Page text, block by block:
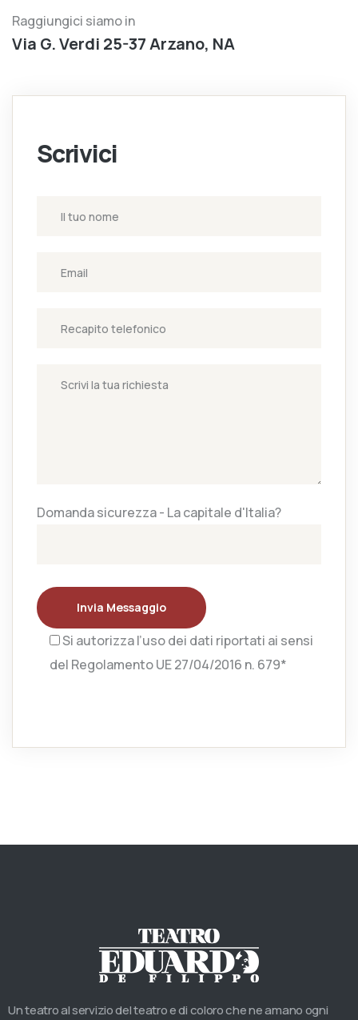
Raggiungici siamo in
Via G. Verdi 25-37 Arzano, NA
Scrivici
Domanda sicurezza - La capitale d'Italia?
Invia Messaggio
Si autorizza l’uso dei dati riportati ai sensi
del Regolamento UE 27/04/2016 n. 679*
Un teatro al servizio del teatro e di coloro che ne amano ogni